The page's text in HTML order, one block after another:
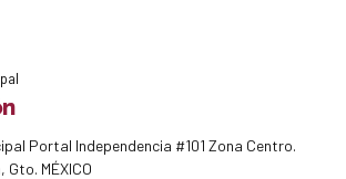
Portal Independencia #101 Zona Centro.
Gto. MÉXICO